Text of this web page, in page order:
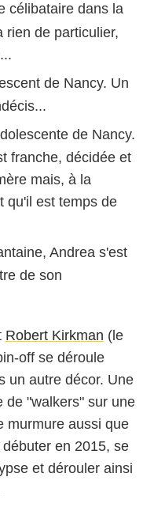
célibataire dans la
rien de particulier,
de Nancy. Un
de Nancy.
franche, décidée et
mais, à la
qu'il est temps de
Andrea s'est
de son
Robert Kirkman (le
off se déroule
un autre décor. Une
de "walkers" sur une
murmure aussi que
en 2015, se
et dérouler ainsi